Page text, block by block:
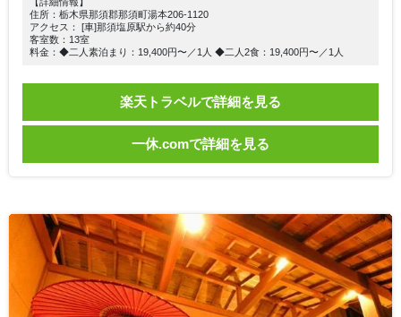
住所：栃木県那須郡那須町湯本206-1120
アクセス： [車]那須塩原駅から約40分
客室数：13室
料金：◆二人素泊まり：19,400円〜／1人 ◆二人2食：19,400円〜／1人
楽天トラベルで詳細を見る
一休.comで詳細を見る